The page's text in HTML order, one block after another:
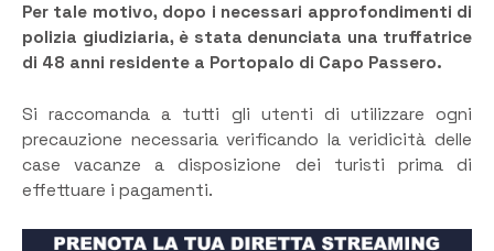
Per tale motivo, dopo i necessari approfondimenti di
polizia giudiziaria, è stata denunciata una truffatrice
di 48 anni residente a Portopalo di Capo Passero.
Si raccomanda a tutti gli utenti di utilizzare ogni
precauzione necessaria verificando la veridicità delle
case vacanze a disposizione dei turisti prima di
effettuare i pagamenti.